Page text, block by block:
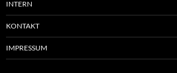
INTERN
KONTAKT
IMPRESSUM